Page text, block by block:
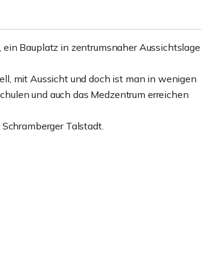
Bauplatz in zentrumsnaher Aussichtslage
mit Aussicht und doch ist man in wenigen
und auch das Medzentrum erreichen
Talstadt.